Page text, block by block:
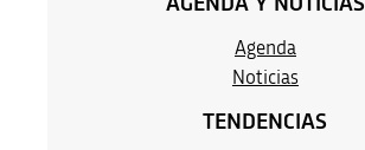
Agenda
Noticias
TENDENCIAS